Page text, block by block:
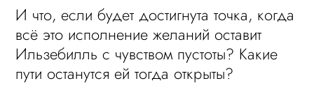
И что, если будет достигнута точка, когда
всё это исполнение желаний оставит
Ильзебилль с чувством пустоты? Какие
пути останутся ей тогда открыты?